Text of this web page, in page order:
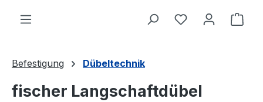
Du hast 0
Befestigung Dübeltechnik
fischer Langschaftdübel